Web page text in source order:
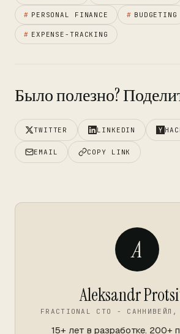
# PERSONAL FINANCE # BUDGETING
# EXPENSE-TRACKING
Было полезно?
TWITTER LINKEDIN
EMAIL COPY LINK
A
Aleksandr
FRACTIONAL CTO -
15+ лет в разработке. 200+